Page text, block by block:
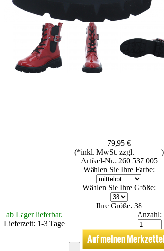
79,95 €
(*inkl. MwSt. zzgl.
)
Artikel-Nr.: 260 537 005
Wählen Sie Ihre Farbe:
Wählen Sie Ihre Größe:
Ihre Größe: 38
ab Lager lieferbar.
Lieferzeit: 1-3 Tage
Anzahl: